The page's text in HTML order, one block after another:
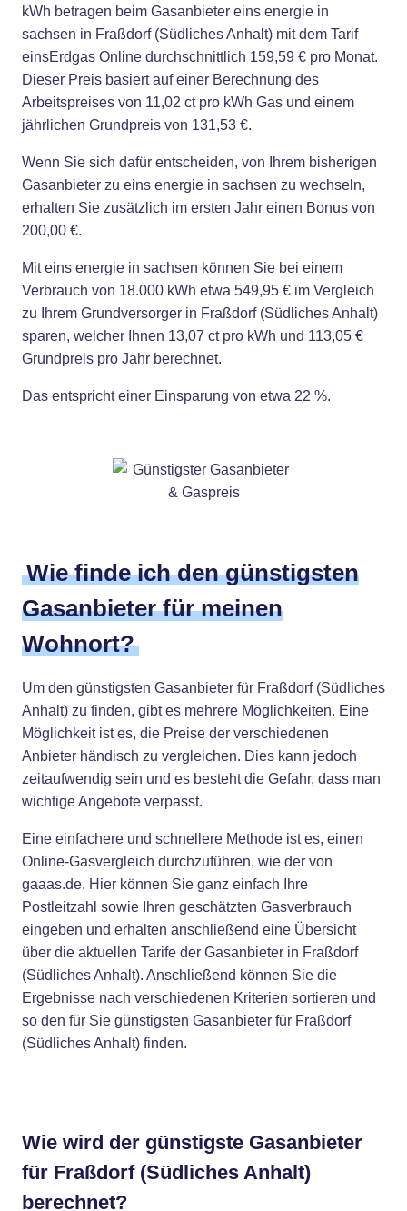
kWh betragen beim Gasanbieter eins energie in
sachsen in Fraßdorf (Südliches Anhalt) mit dem Tarif
einsErdgas Online durchschnittlich 159,59 € pro Monat.
Dieser Preis basiert auf einer Berechnung des
Arbeitspreises von 11,02 ct pro kWh Gas und einem
jährlichen Grundpreis von 131,53 €.
Wenn Sie sich dafür entscheiden, von Ihrem bisherigen
Gasanbieter zu eins energie in sachsen zu wechseln,
erhalten Sie zusätzlich im ersten Jahr einen Bonus von
200,00 €.
Mit eins energie in sachsen können Sie bei einem
Verbrauch von 18.000 kWh etwa 549,95 € im Vergleich
zu Ihrem Grundversorger in Fraßdorf (Südliches Anhalt)
sparen, welcher Ihnen 13,07 ct pro kWh und 113,05 €
Grundpreis pro Jahr berechnet.
Das entspricht einer Einsparung von etwa 22 %.
Wie finde ich den günstigsten
Gasanbieter für meinen
Wohnort?
Um den günstigsten Gasanbieter für Fraßdorf (Südliches
Anhalt) zu finden, gibt es mehrere Möglichkeiten. Eine
Möglichkeit ist es, die Preise der verschiedenen
Anbieter händisch zu vergleichen. Dies kann jedoch
zeitaufwendig sein und es besteht die Gefahr, dass man
wichtige Angebote verpasst.
Eine einfachere und schnellere Methode ist es, einen
Online-Gasvergleich durchzuführen, wie der von
gaaas.de. Hier können Sie ganz einfach Ihre
Postleitzahl sowie Ihren geschätzten Gasverbrauch
eingeben und erhalten anschließend eine Übersicht
über die aktuellen Tarife der Gasanbieter in Fraßdorf
(Südliches Anhalt). Anschließend können Sie die
Ergebnisse nach verschiedenen Kriterien sortieren und
so den für Sie günstigsten Gasanbieter für Fraßdorf
(Südliches Anhalt) finden.
Wie wird der günstigste Gasanbieter
für Fraßdorf (Südliches Anhalt)
berechnet?